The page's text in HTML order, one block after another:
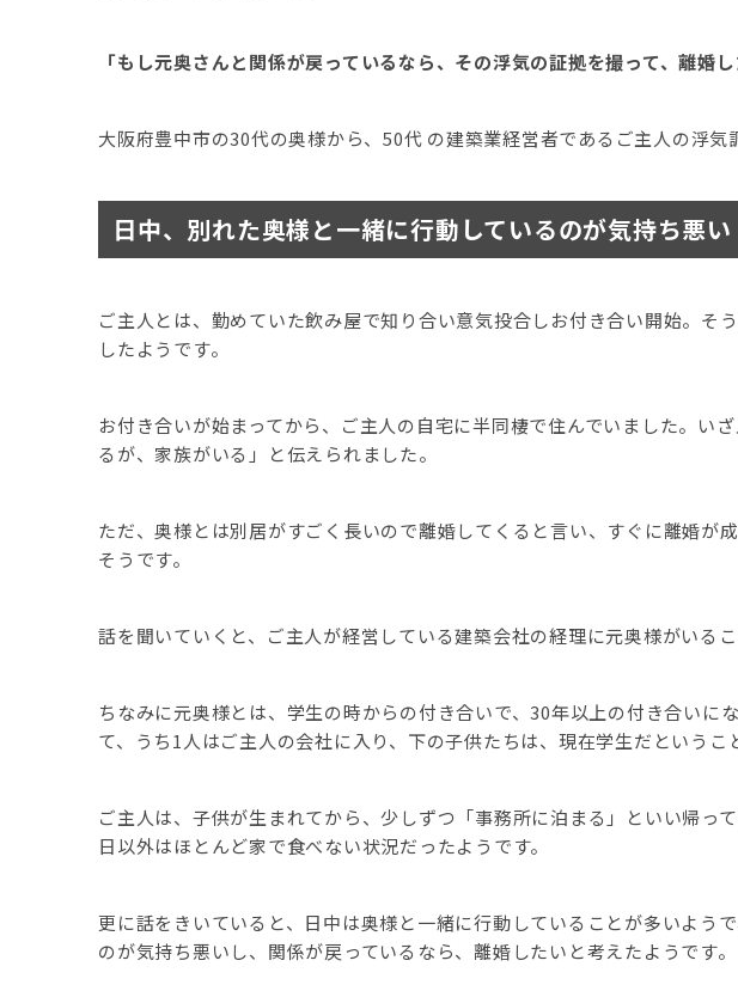
「もし元奥さんと関係が戻っているなら、その浮気の証拠を撮って、離婚し
大阪府豊中市の30代の奥様から、50代 の建築業経営者であるご主人の浮気
日中、別れた奥様と一緒に行動しているのが気持ち悪い
ご主人とは、勤めていた飲み屋で知り合い意気投合しお付き合い開始。そ
したようです。
お付き合いが始まってから、ご主人の自宅に半同棲で住んでいました。い
るが、家族がいる」と伝えられました。
ただ、奥様とは別居がすごく長いので離婚してくると言い、すぐに離婚が
そうです。
話を聞いていくと、ご主人が経営している建築会社の経理に元奥様がいる
ちなみに元奥様とは、学生の時からの付き合いで、30年以上の付き合いに
て、うち1人はご主人の会社に入り、下の子供たちは、現在学生だというこ
ご主人は、子供が生まれてから、少しずつ「事務所に泊まる」といい帰っ
日以外はほとんど家で食べない状況だったようです。
更に話をきいていると、日中は奥様と一緒に行動していることが多いよう
のが気持ち悪いし、関係が戻っているなら、離婚したいと考えたようです。